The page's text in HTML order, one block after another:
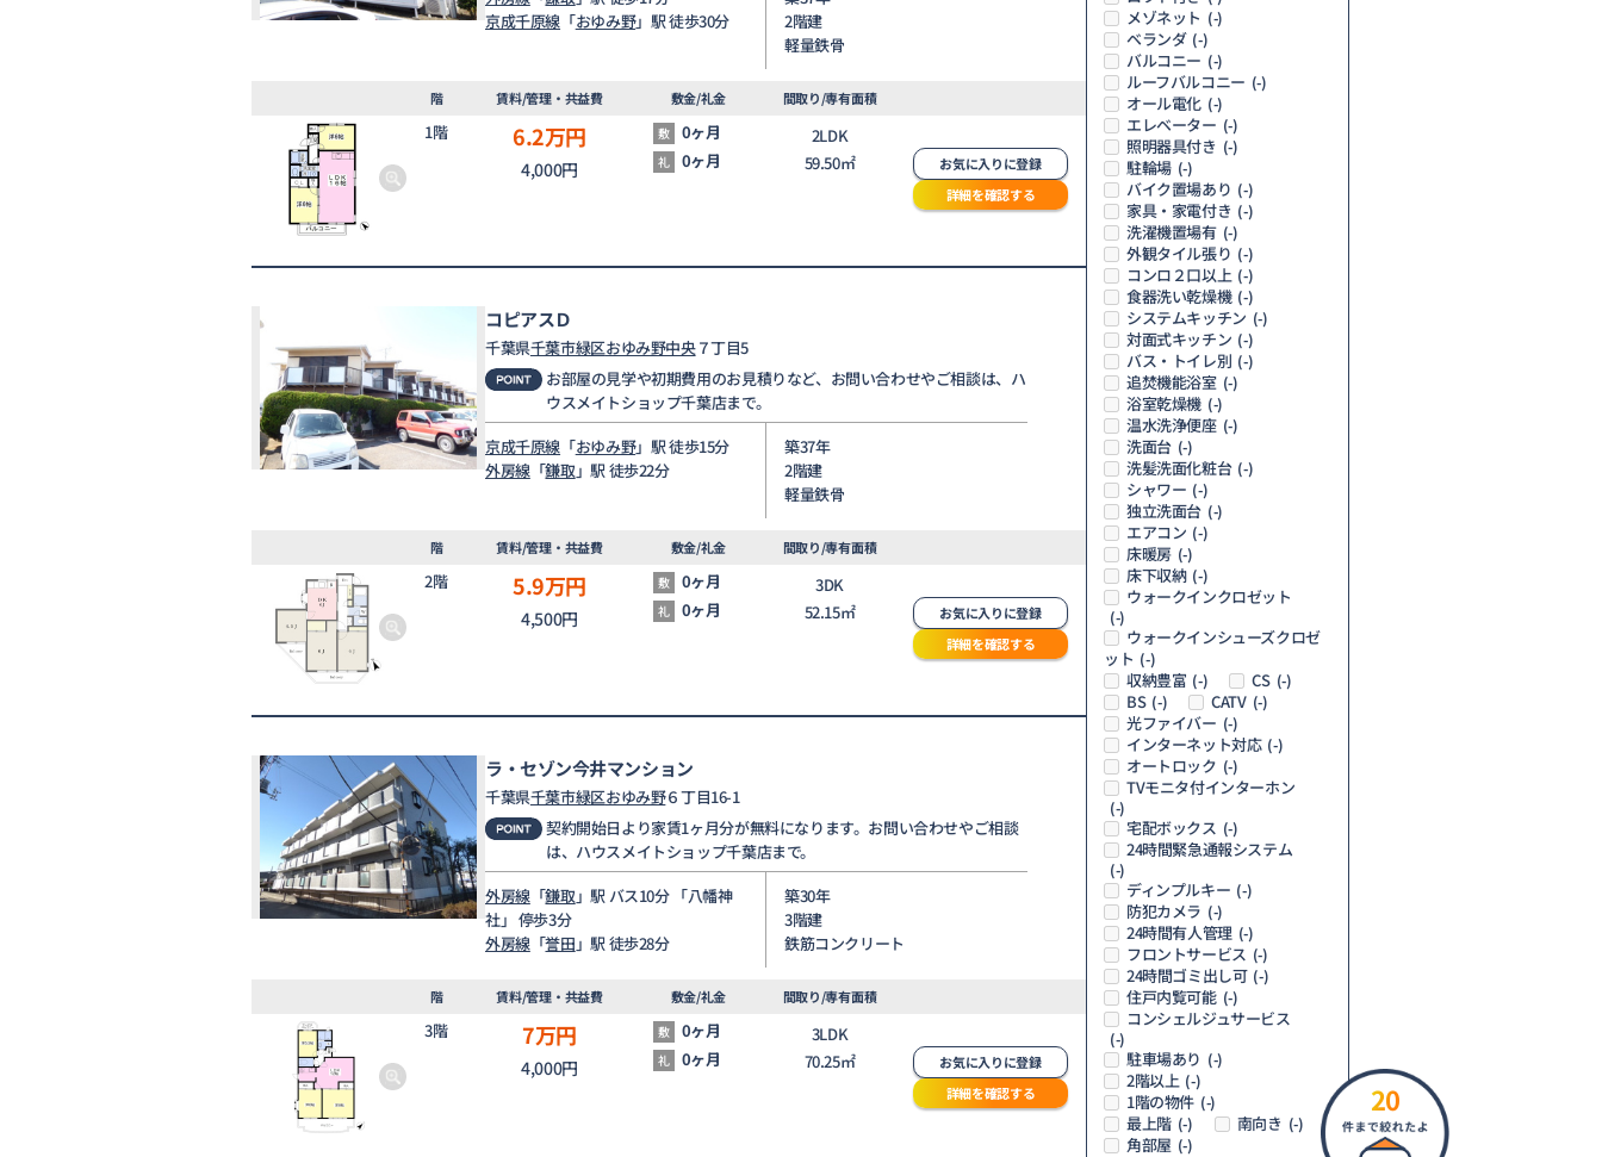
京成千原線 「おゆみ野」駅 徒歩30分
2階建
軽量鉄骨
階 賃料/管理・共益費 敷金/礼金 間取り/専有面積
1階 6.2万円
4,000円
敷 0ヶ月
礼 0ヶ月
2LDK
59.50㎡
お気に入りに登録
詳細を確認する
コピアスＤ
千葉県千葉市緑区おゆみ野中央７丁目5
お部屋の見学や初期費用のお見積りなど、お問い合わせやご相談は、ハ
ウスメイトショップ千葉店まで。
京成千原線 「おゆみ野」駅 徒歩15分
外房線「鎌取 」駅 徒歩22分
築37年
2階建
軽量鉄骨
階 賃料/管理・共益費 敷金/礼金 間取り/専有面積
2階 5.9万円
4,500円
敷 0ヶ月
礼 0ヶ月
3DK
52.15㎡
お気に入りに登録
詳細を確認する
ラ・セゾン今井マンション
千葉県千葉市緑区おゆみ野６丁目16-1
契約開始日より家賃1ヶ月分が無料になります。お問い合わせやご相談
は、ハウスメイトショップ千葉店まで。
外房線「鎌取 」駅 バス10分 「八幡神
社」 停歩3分
外房線「誉田 」駅 徒歩28分
築30年
3階建
鉄筋コンクリート
階 賃料/管理・共益費 敷金/礼金 間取り/専有面積
3階 7万円
4,000円
敷 0ヶ月
礼 0ヶ月
3LDK
70.25㎡
お気に入りに登録
詳細を確認する
メゾネット (-)
ベランダ (-)
バルコニー (-)
ルーフバルコニー (-)
オール電化 (-)
エレベーター (-)
照明器具付き (-)
駐輪場 (-)
バイク置場あり (-)
家具・家電付き (-)
洗濯機置場有 (-)
外観タイル張り (-)
コンロ２口以上 (-)
食器洗い乾燥機 (-)
システムキッチン (-)
対面式キッチン (-)
バス・トイレ別 (-)
追焚機能浴室 (-)
浴室乾燥機 (-)
温水洗浄便座 (-)
洗面台 (-)
洗髪洗面化粧台 (-)
シャワー (-)
独立洗面台 (-)
エアコン (-)
床暖房 (-)
床下収納 (-)
ウォークインクロゼット
(-)
ウォークインシューズクロゼ
ット (-)
収納豊富 (-) CS (-)
BS (-) CATV (-)
光ファイバー (-)
インターネット対応 (-)
オートロック (-)
TVモニタ付インターホン
(-)
宅配ボックス (-)
24時間緊急通報システム
(-)
ディンプルキー (-)
防犯カメラ (-)
24時間有人管理 (-)
フロントサービス (-)
24時間ゴミ出し可 (-)
住戸内覧可能 (-)
コンシェルジュサービス
(-)
駐車場あり (-)
2階以上 (-)
1階の物件 (-)
最上階 (-) 南向き (-)
角部屋 (-)
20